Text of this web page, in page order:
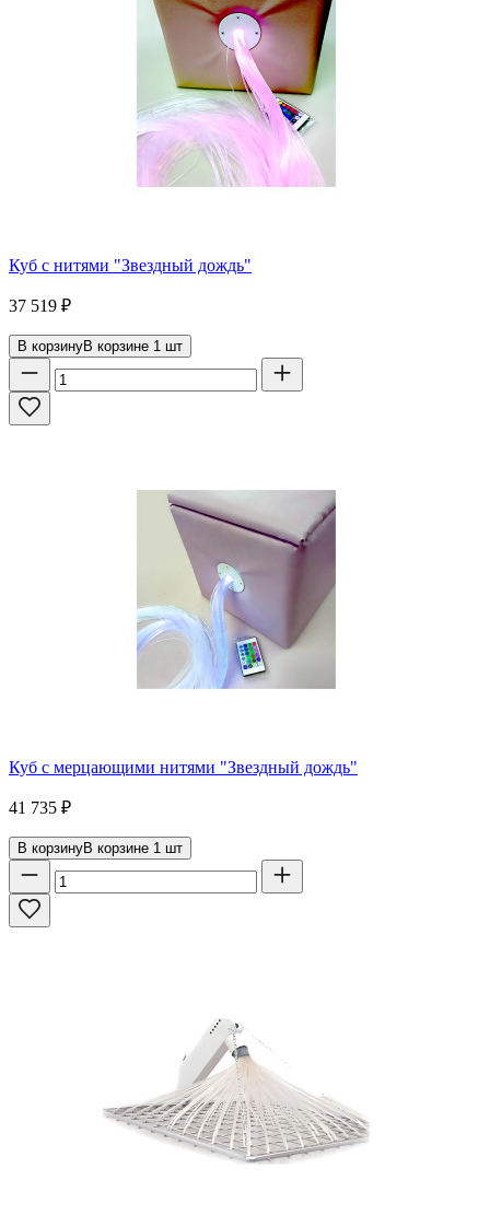
Куб с нитями "Звездный дождь"
37 519 ₽
В корзинуВ корзине 1 шт
Куб с мерцающими нитями "Звездный дождь"
41 735 ₽
В корзинуВ корзине 1 шт